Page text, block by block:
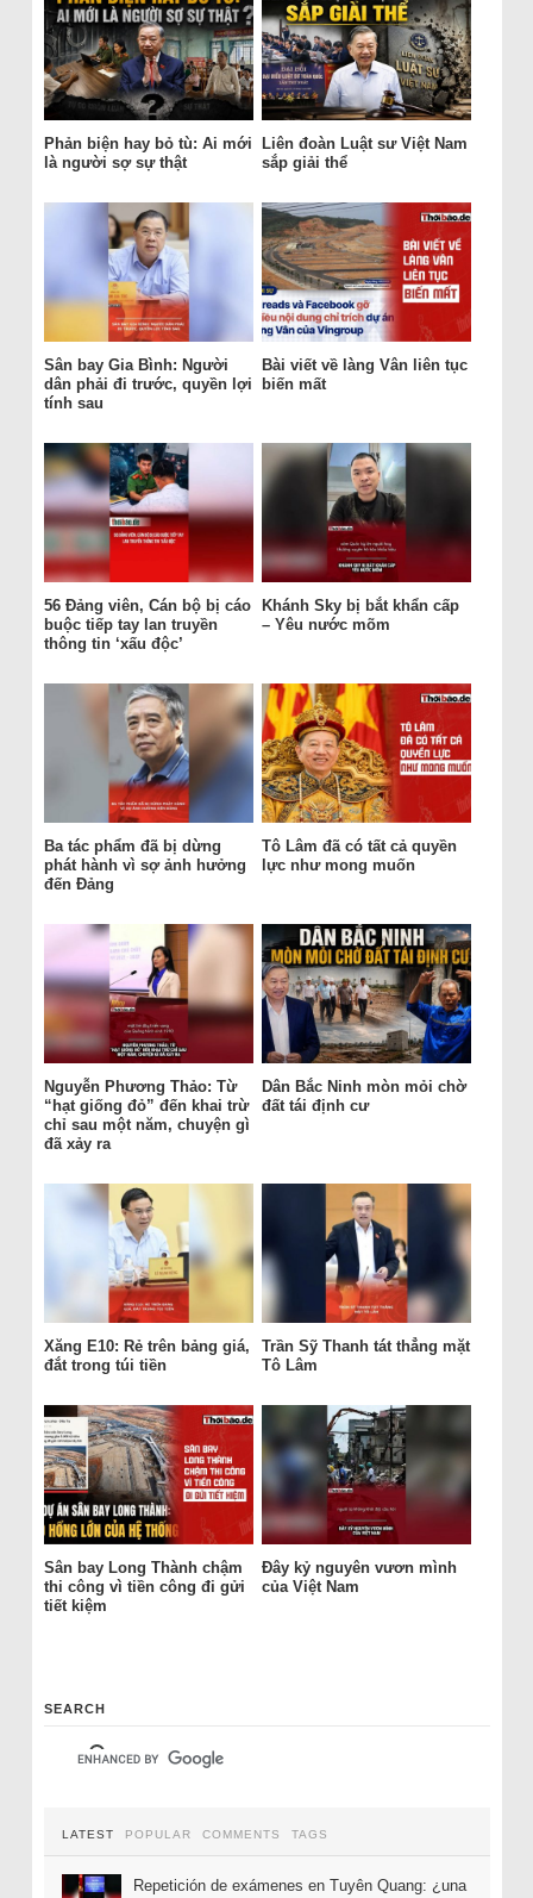
Phản biện hay bỏ tù: Ai mới
là người sợ sự thật
Liên đoàn Luật sư Việt Nam
sắp giải thể
Sân bay Gia Bình: Người
dân phải đi trước, quyền lợi
tính sau
Bài viết về làng Vân liên tục
biến mất
56 Đảng viên, Cán bộ bị cáo
buộc tiếp tay lan truyền
thông tin ‘xấu độc’
Khánh Sky bị bắt khẩn cấp
– Yêu nước mõm
Ba tác phẩm đã bị dừng
phát hành vì sợ ảnh hưởng
đến Đảng
Tô Lâm đã có tất cả quyền
lực như mong muốn
Nguyễn Phương Thảo: Từ
“hạt giống đỏ” đến khai trừ
chỉ sau một năm, chuyện gì
đã xảy ra
Dân Bắc Ninh mòn mỏi chờ
đất tái định cư
Xăng E10: Rẻ trên bảng giá,
đắt trong túi tiền
Trần Sỹ Thanh tát thẳng mặt
Tô Lâm
Sân bay Long Thành chậm
thi công vì tiền công đi gửi
tiết kiệm
Đây kỷ nguyên vươn mình
của Việt Nam
SEARCH
LATEST POPULAR COMMENTS TAGS
Repetición de exámenes en Tuyên Quang: ¿una